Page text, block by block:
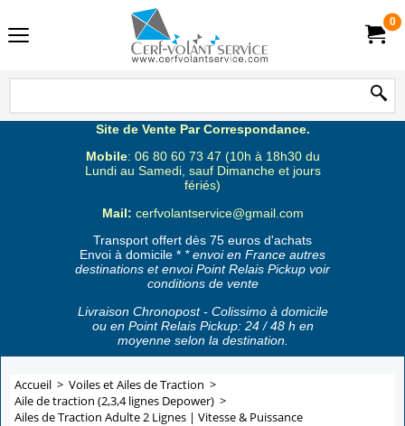
0
Site de Vente Par Correspondance.
Mobile: 06 80 60 73 47 (10h à 18h30 du
Lundi au Samedi, sauf Dimanche et jours
fériés)
Mail: cerfvolantservice@gmail.com
Transport offert dès 75 euros d'achats
Envoi à domicile * * envoi en France autres
destinations et envoi Point Relais Pickup voir
conditions de vente
Livraison Chronopost - Colissimo à domicile
ou en Point Relais Pickup: 24 / 48 h en
moyenne selon la destination.
Accueil > Voiles et Ailes de Traction >
Aile de traction (2,3,4 lignes Depower) >
Ailes de Traction Adulte 2 Lignes | Vitesse & Puissance